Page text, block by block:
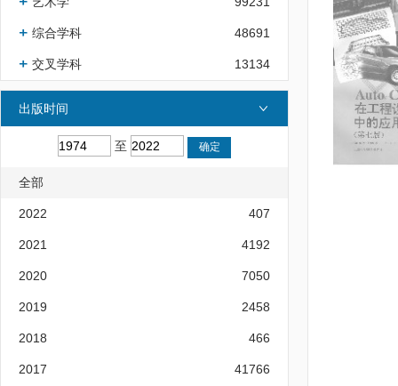
综合学科 48691
交叉学科 13134
出版时间
至
全部
2022 407
2021 4192
2020 7050
2019 2458
2018 466
2017 41766